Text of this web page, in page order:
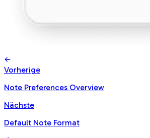
Vorherige
Note Preferences Overview
Nächste
Default Note Format